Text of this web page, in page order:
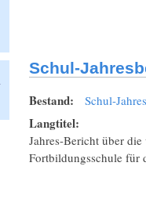
Schul-
Bestand: Schul-
Langtitel:
Jahres-Bericht über
Fortbildungsschule für